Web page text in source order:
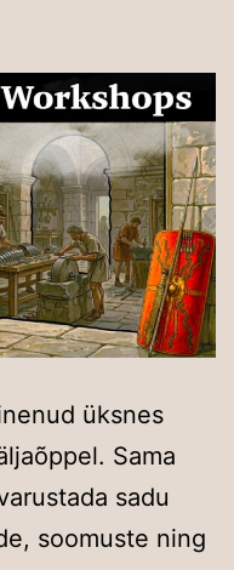
üksnes
Sama
sadu
soomuste ning